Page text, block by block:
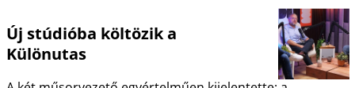
Új stúdióba költözik a
Különutas